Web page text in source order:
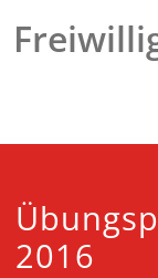
Inhalt
2016